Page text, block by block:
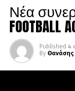
Νέα
FOOTBALL
Published 4
By Θανάσης